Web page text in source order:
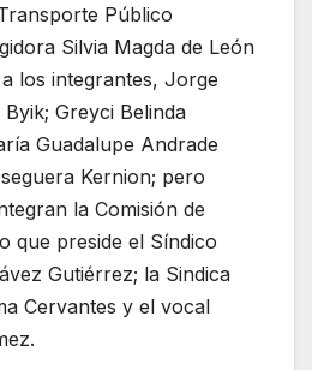
Público
Silvia Magda de León
los integrantes, Jorge
Greyci Belinda
Guadalupe Andrade
Kernion; pero
la Comisión de
que preside el Síndico
Gutiérrez; la Sindica
Cervantes y el vocal